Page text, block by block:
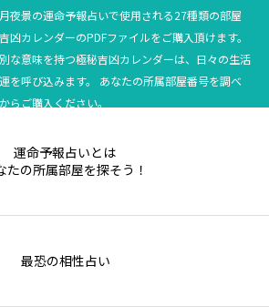
輪
夜景の運命予報占いで使用される27種類の部屋
凶カレンダーのPDFファイルをご購入頂けます。
な意味を持つ極秘吉凶カレンダーは、日々の生活
を呼び込みます。 あなたの所属部屋番号を調べ
らご購入ください。
運命予報占いとは
たの所属部屋を探そう！
最恐の相性占い